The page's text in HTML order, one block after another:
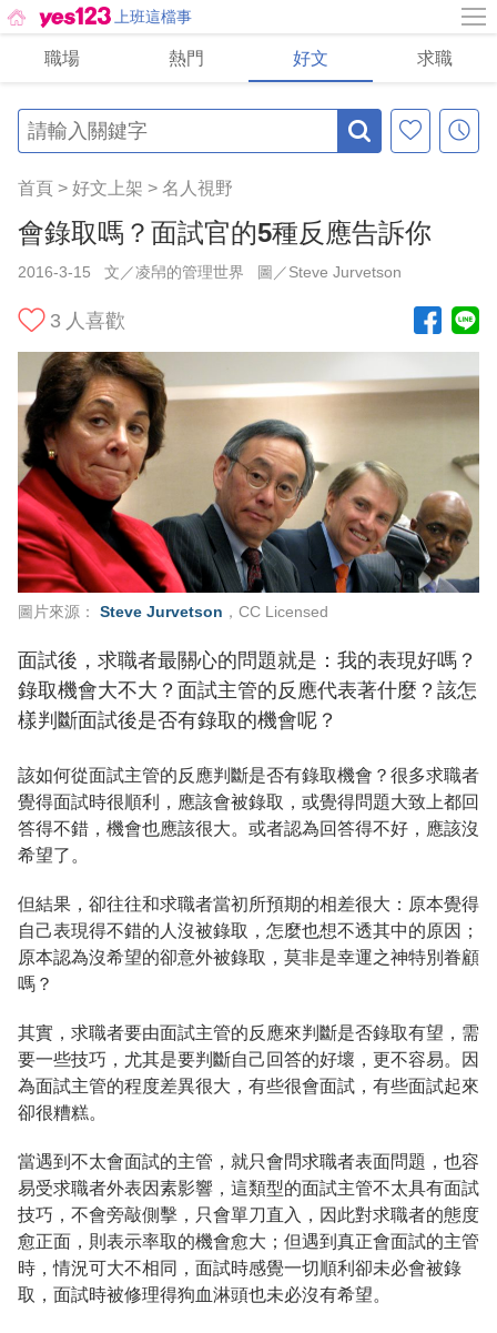
上班這檔事
職場 熱門 好文 求職
首頁 > 好文上架 > 名人視野
會錄取嗎？面試官的5種反應告訴你
2016-3-15 文／凌帠的管理世界 圖／Steve Jurvetson
3 人喜歡
圖片來源： Steve Jurvetson ，CC Licensed
面試後，求職者最關心的問題就是：我的表現好嗎？
錄取機會大不大？面試主管的反應代表著什麼？該怎
樣判斷面試後是否有錄取的機會呢？
該如何從面試主管的反應判斷是否有錄取機會？很多求職者
覺得面試時很順利，應該會被錄取，或覺得問題大致上都回
答得不錯，機會也應該很大。或者認為回答得不好，應該沒
希望了。
但結果，卻往往和求職者當初所預期的相差很大：原本覺得
自己表現得不錯的人沒被錄取，怎麼也想不透其中的原因；
原本認為沒希望的卻意外被錄取，莫非是幸運之神特別眷顧
嗎？
其實，求職者要由面試主管的反應來判斷是否錄取有望，需
要一些技巧，尤其是要判斷自己回答的好壞，更不容易。因
為面試主管的程度差異很大，有些很會面試，有些面試起來
卻很糟糕。
當遇到不太會面試的主管，就只會問求職者表面問題，也容
易受求職者外表因素影響，這類型的面試主管不太具有面試
技巧，不會旁敲側擊，只會單刀直入，因此對求職者的態度
愈正面，則表示率取的機會愈大；但遇到真正會面試的主管
時，情況可大不相同，面試時感覺一切順利卻未必會被錄
取，面試時被修理得狗血淋頭也未必沒有希望。